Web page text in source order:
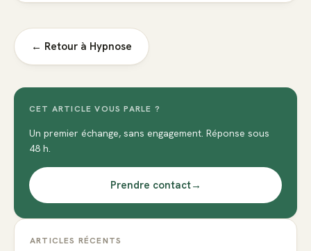
← Retour à Hypnose
CET ARTICLE VOUS PARLE ?
Un premier échange, sans engagement. Réponse sous
48 h.
Prendre contact→
ARTICLES RÉCENTS